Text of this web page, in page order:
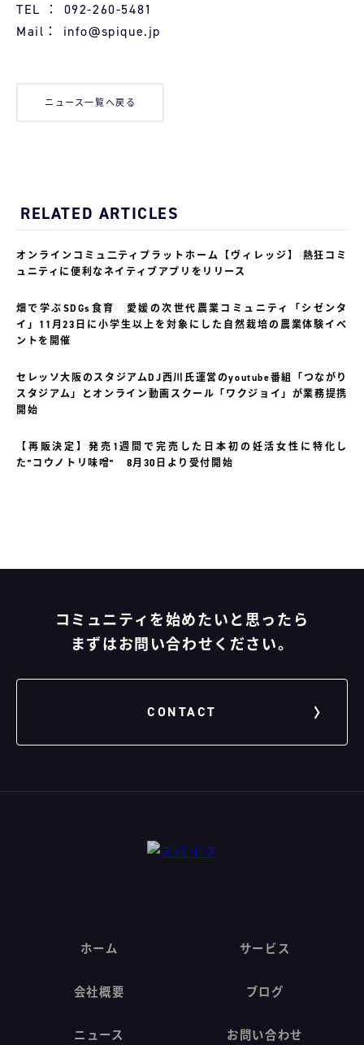
TEL ： 092-260-5481
Mail： info@spique.jp
ニュース一覧へ戻る
RELATED ARTICLES
オンラインコミュ二ティプラットホーム【ヴィレッジ】 熱狂コミ
ュニティに便利なネイティブアプリをリリース
畑で学ぶSDGs食育 愛媛の次世代農業コミュニティ「シゼンタ
イ」11月23日に小学生以上を対象にした自然栽培の農業体験イベ
ントを開催
セレッソ大阪のスタジアムDJ西川氏運営のyoutube番組「つながり
スタジアム」とオンライン動画スクール「ワクジョイ」が業務提携
開始
【再販決定】発売1週間で完売した日本初の妊活⼥性に特化し
た”コウノトリ味噌” 8月30日より受付開始
コミュニティを始めたいと思ったら
まずはお問い合わせください。
CONTACT
ホーム サービス
会社概要 ブログ
ニュース お問い合わせ